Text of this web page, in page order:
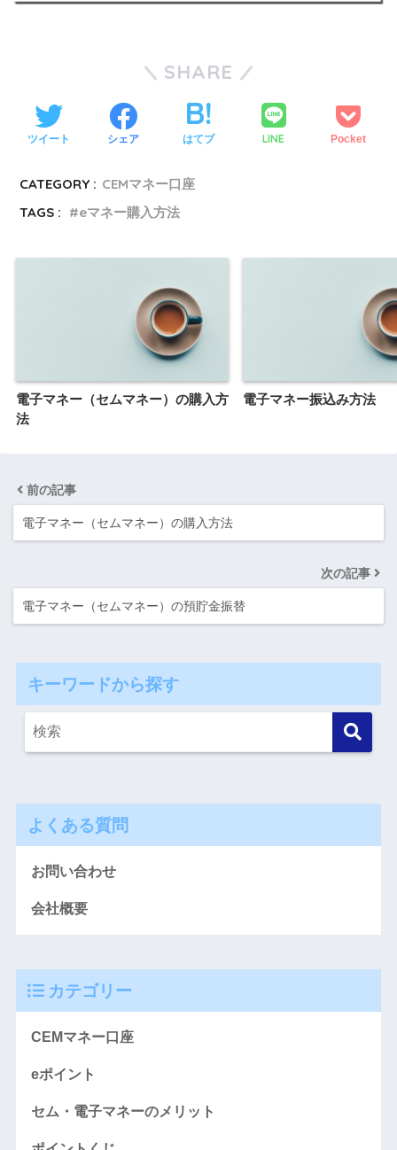
SHARE
ツイート シェア はてブ LINE Pocket
CATEGORY : CEMマネー口座
TAGS :
eマネー購入方法
電子マネー（セムマネー）の購入方
法
電子マネー振込み方法
前の記事
電子マネー（セムマネー）の購入方法
次の記事
電子マネー（セムマネー）の預貯金振替
キーワードから探す
よくある質問
お問い合わせ
会社概要
カテゴリー
CEMマネー口座
eポイント
セム・電子マネーのメリット